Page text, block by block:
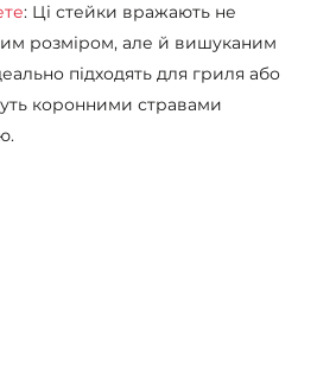
: Ці стейки вражають не
розміром, але й вишуканим
підходять для гриля або
коронними стравами